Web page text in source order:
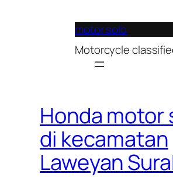
motor solo
Motorcycle
Honda motor
di kecamatan
Laweyan